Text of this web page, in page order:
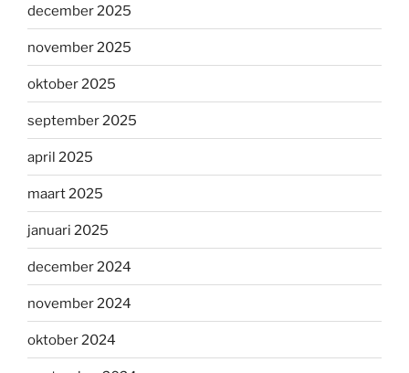
december 2025
november 2025
oktober 2025
september 2025
april 2025
maart 2025
januari 2025
december 2024
november 2024
oktober 2024